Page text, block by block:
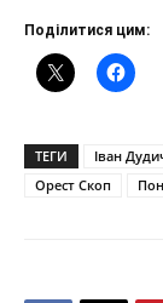
Поділитися цим:
ТЕГИ Іван
Орест Скоп